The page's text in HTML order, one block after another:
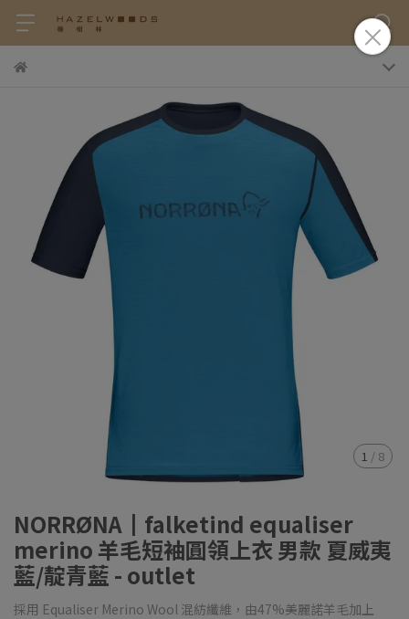
1 / 8
NORRØNA┃falketind equaliser
merino 羊毛短袖圓領上衣 男款 夏威夷
藍/靛青藍 - outlet
採用 Equaliser Merino Wool 混紡纖維，由47%美麗諾羊毛加上